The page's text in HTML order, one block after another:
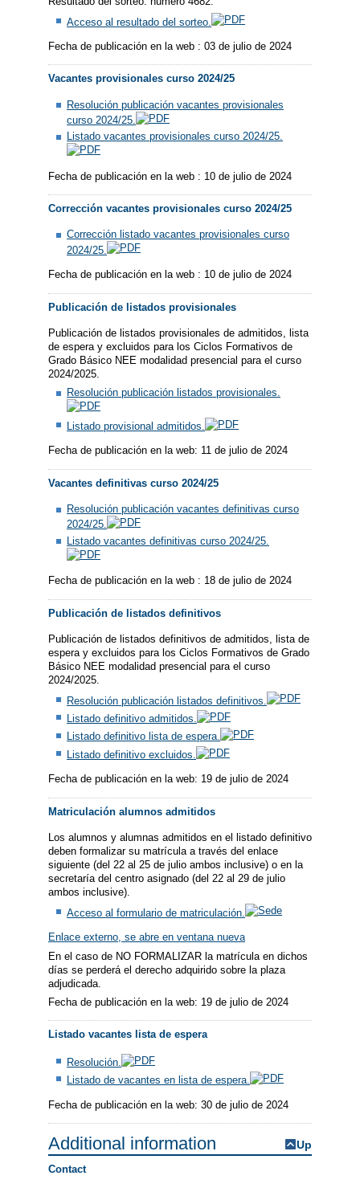
Acceso al resultado del sorteo.
Fecha de publicación en la web : 03 de julio de 2024
Vacantes provisionales curso 2024/25
Resolución publicación vacantes provisionales
curso 2024/25.
​Listado vacantes provisionales curso 2024/25.
Fecha de publicación en la web : 10 de julio de 2024
Corrección vacantes provisionales curso 2024/25
Corrección listado vacantes provisionales curso
2024/25.
Fecha de publicación en la web : 10 de julio de 2024
Publicación de listados provisionales
Publicación de listados provisionales de admitidos, lista
de espera y excluidos para los Ciclos Formativos de
Grado Básico NEE modalidad presencial para el curso
2024/2025.
Resolución publicación listados provisionales.
Listado provisional admitidos.
Fecha de publicación en la web: 11 de julio de 2024
Vacantes definitivas curso 2024/25
Resolución publicación vacantes definitivas curso
2024/25.
​Listado vacantes definitivas curso 2024/25.
Fecha de publicación en la web : 18 de julio de 2024
Publicación de listados definitivos
Publicación de listados definitivos de admitidos, lista de
espera y excluidos para los Ciclos Formativos de Grado
Básico NEE modalidad presencial para el curso
2024/2025.
Resolución publicación listados definitivos.
Listado definitivo admitidos.
Listado definitivo lista de espera.
Listado definitivo excluidos.
Fecha de publicación en la web: 19 de julio de 2024
Matriculación alumnos admitidos
Los alumnos y alumnas admitidos en el listado definitivo
deben formalizar su matrícula a través del enlace
siguiente (del 22 al 25 de julio ambos inclusive) o en la
secretaría del centro asignado (del 22 al 29 de julio
ambos inclusive).
Acceso al formulario de matriculación.
Enlace externo, se abre en ventana nueva
En el caso de NO FORMALIZAR la matrícula en dichos
días se perderá el derecho adquirido sobre la plaza
adjudicada.
Fecha de publicación en la web: 19 de julio de 2024
Listado vacantes lista de espera
Resolución.
Listado de vacantes en lista de espera.
Fecha de publicación en la web: 30 de julio de 2024
Additional information Up
Contact